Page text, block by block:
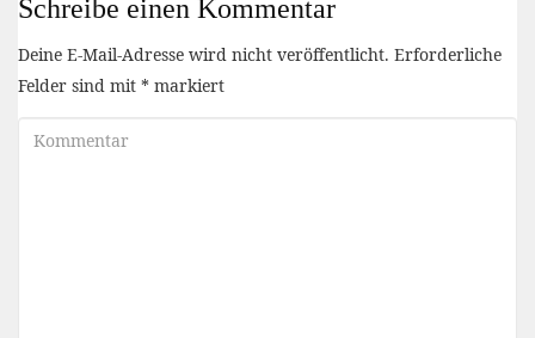
Schreibe einen Kommentar
Deine E-Mail-Adresse wird nicht veröffentlicht. Erforderliche
Felder sind mit * markiert
Kommentar